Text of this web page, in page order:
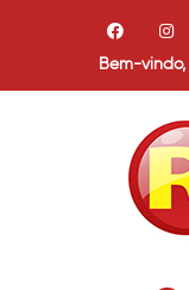
Bem-vindo,